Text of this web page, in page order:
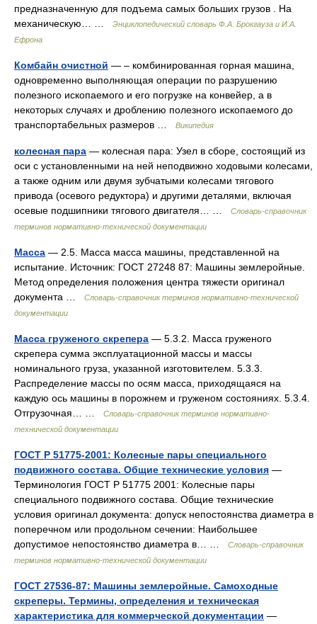
предназначенную для подъема самых больших грузов . На
механическую… …
Энциклопедический словарь Ф.А. Брокгауза и И.А.
Ефрона
Комбайн очистной — – комбинированная горная машина,
одновременно выполняющая операции по разрушению
полезного ископаемого и его погрузке на конвейер, а в
некоторых случаях и дроблению полезного ископаемого до
транспортабельных размеров …
Википедия
колесная пара — колесная пара: Узел в сборе, состоящий из
оси с установленными на ней неподвижно ходовыми колесами,
а также одним или двумя зубчатыми колесами тягового
привода (осевого редуктора) и другими деталями, включая
осевые подшипники тягового двигателя… …
Словарь-справочник
терминов нормативно-технической документации
Масса — 2.5. Масса масса машины, представленной на
испытание. Источник: ГОСТ 27248 87: Машины землеройные.
Метод определения положения центра тяжести оригинал
документа …
Словарь-справочник терминов нормативно-технической
документации
Масса груженого скрепера — 5.3.2. Масса груженого
скрепера сумма эксплуатационной массы и массы
номинального груза, указанной изготовителем. 5.3.3.
Распределение массы по осям масса, приходящаяся на
каждую ось машины в порожнем и груженом состояниях. 5.3.4.
Отгрузочная… …
Словарь-справочник терминов нормативно-
технической документации
ГОСТ Р 51775-2001: Колесные пары специального
подвижного состава. Общие технические условия —
Терминология ГОСТ Р 51775 2001: Колесные пары
специального подвижного состава. Общие технические
условия оригинал документа: допуск непостоянства диаметра в
поперечном или продольном сечении: Наибольшее
допустимое непостоянство диаметра в… …
Словарь-справочник
терминов нормативно-технической документации
ГОСТ 27536-87: Машины землеройные. Самоходные
скреперы. Термины, определения и техническая
характеристика для коммерческой документации —